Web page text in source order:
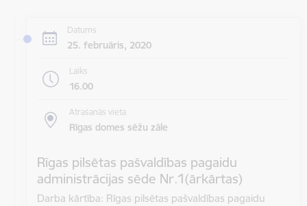
Datums
25. februāris, 2020
Laiks
16.00
Atrašanās vieta
Rīgas domes sēžu zāle
Rīgas pilsētas pašvaldības pagaidu
administrācijas sēde Nr.1(ārkārtas)
Darba kārtība: Rīgas pilsētas pašvaldības pagaidu